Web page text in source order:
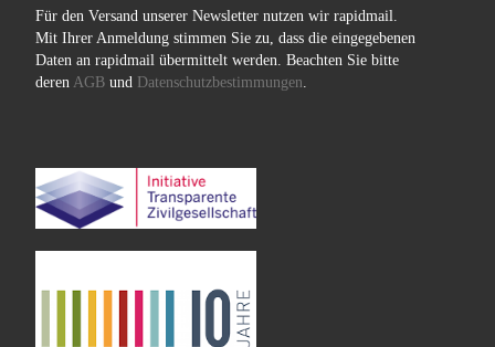
Für den Versand unserer Newsletter nutzen wir rapidmail.
Mit Ihrer Anmeldung stimmen Sie zu, dass die eingegebenen
Daten an rapidmail übermittelt werden. Beachten Sie bitte
deren AGBund Datenschutzbestimmungen